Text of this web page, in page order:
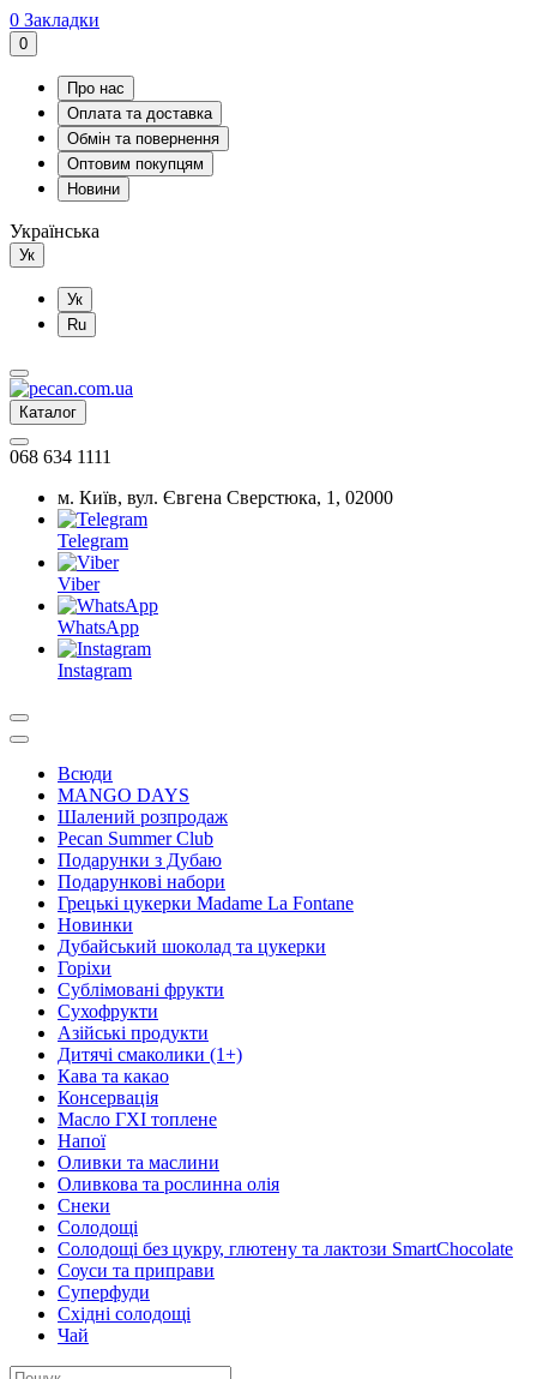
0 Закладки
0
Про нас
Оплата та доставка
Обмін та повернення
Оптовим покупцям
Новини
Українська
Ук
Ук
Ru
Каталог
068 634 1111
м. Київ, вул. Євгена Сверстюка, 1, 02000
Telegram
Viber
WhatsApp
Instagram
Всюди
MANGO DAYS
Шалений розпродаж
Pecan Summer Club
Подарунки з Дубаю
Подарункові набори
Грецькі цукерки Madame La Fontane
Новинки
Дубайський шоколад та цукерки
Горіхи
Сублімовані фрукти
Сухофрукти
Азійські продукти
Дитячі смаколики (1+)
Кава та какао
Консервація
Масло ГХІ топлене
Напої
Оливки та маслини
Оливкова та рослинна олія
Снеки
Солодощі
Солодощі без цукру, глютену та лактози SmartChocolate
Соуси та приправи
Суперфуди
Східні солодощі
Чай